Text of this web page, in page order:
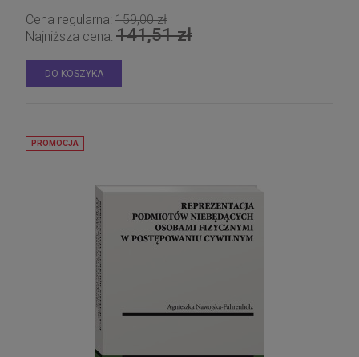
Cena regularna: 159,00 zł
Najniższa cena: 141,51 zł
DO KOSZYKA
PROMOCJA